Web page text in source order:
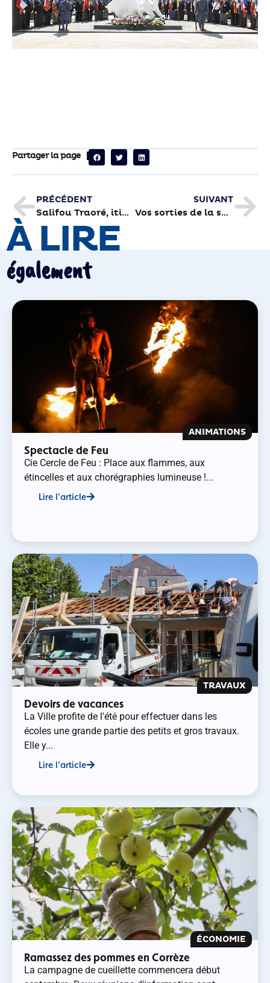
Partager la page
PRÉCÉDENT
Salifou Traoré, itinéraire d’un médecin malien
SUIVANT
Vos sorties de la semaine
À LIRE
également
ANIMATIONS
Spectacle de Feu
Cie Cercle de Feu : Place aux flammes, aux
étincelles et aux chorégraphies lumineuse !...
Lire l'article
TRAVAUX
Devoirs de vacances
La Ville profite de l'été pour effectuer dans les
écoles une grande partie des petits et gros travaux.
Elle y...
Lire l'article
ÉCONOMIE
Ramassez des pommes en Corrèze
La campagne de cueillette commencera début